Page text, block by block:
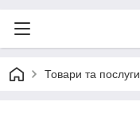
Товари та послуги